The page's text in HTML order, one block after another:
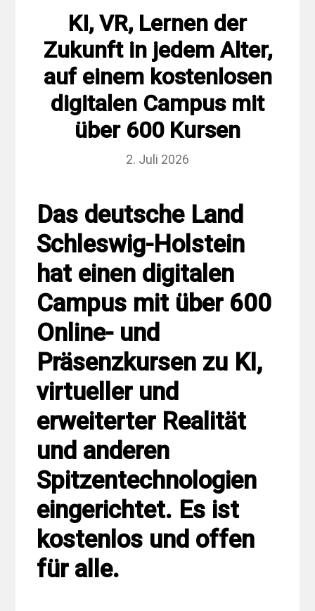
KI, VR, Lernen der
Zukunft in jedem Alter,
auf einem kostenlosen
digitalen Campus mit
über 600 Kursen
2. Juli 2026
Das deutsche Land
Schleswig-Holstein
hat einen digitalen
Campus mit über 600
Online- und
Präsenzkursen zu KI,
virtueller und
erweiterter Realität
und anderen
Spitzentechnologien
eingerichtet. Es ist
kostenlos und offen
für alle.